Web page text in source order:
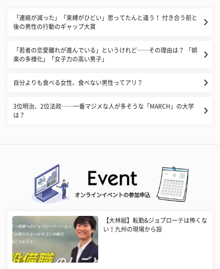
「連絡が減った」「束縛がひどい」思ってたんと違う！ 付き合う前と
後の男性の行動のギャップ大賞
「若者の恋愛離れが進んでいる」というけれど……その理由は？ 「娯
楽の多様化」「女子力の高い男子」
自分よりも食べる女性、食べない男性ってアリ？
3位明治、2位法政……一番マジメな人が多そうな「MARCH」の大学
は？
オンラインイベントの参加申込
【大林組】転勤&ジョブローテは怖くな
い！九州の現場から設